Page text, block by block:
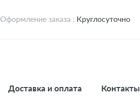
Оформление заказа : Круглосуточно
Доставка и оплата Контакты